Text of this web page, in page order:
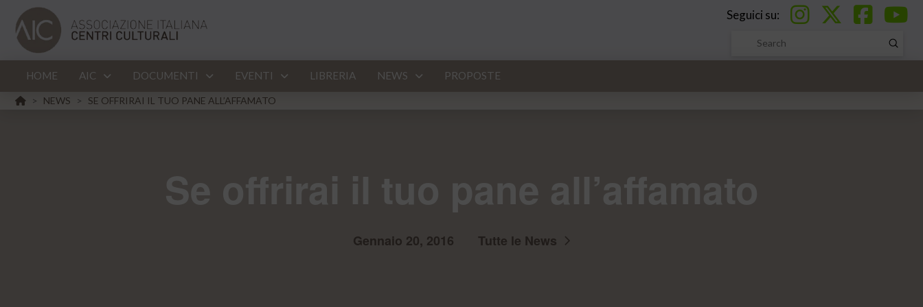
Seguici su:
Search
Submit
HOME AIC DOCUMENTI EVENTI LIBRERIA NEWS PROPOSTE
HOME
> NEWS > SE OFFRIRAI IL TUO PANE ALL’AFFAMATO
Gennaio 20, 2016 Tutte le News